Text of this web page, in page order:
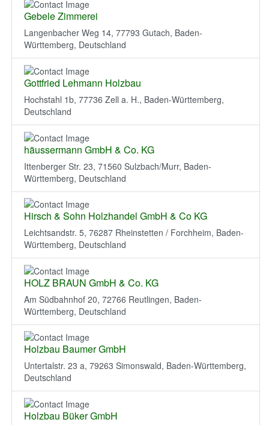
Gebele Zimmerei
Langenbacher Weg 14, 77793 Gutach, Baden-
Württemberg, Deutschland
Gottfried Lehmann Holzbau
Hochstahl 1b, 77736 Zell a. H., Baden-Württemberg,
Deutschland
häussermann GmbH & Co. KG
Ittenberger Str. 23, 71560 Sulzbach/Murr, Baden-
Württemberg, Deutschland
Hirsch & Sohn Holzhandel GmbH & Co KG
Leichtsandstr. 5, 76287 Rheinstetten / Forchheim, Baden-
Württemberg, Deutschland
HOLZ BRAUN GmbH & Co. KG
Am Südbahnhof 20, 72766 Reutlingen, Baden-
Württemberg, Deutschland
Holzbau Baumer GmbH
Untertalstr. 23 a, 79263 Simonswald, Baden-Württemberg,
Deutschland
Holzbau Büker GmbH